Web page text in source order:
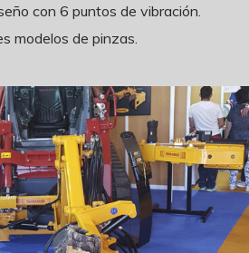
con 6 puntos de vibración.
modelos de pinzas.